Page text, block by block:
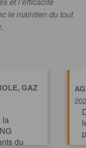
le maintien du tout
GAZ
la
du